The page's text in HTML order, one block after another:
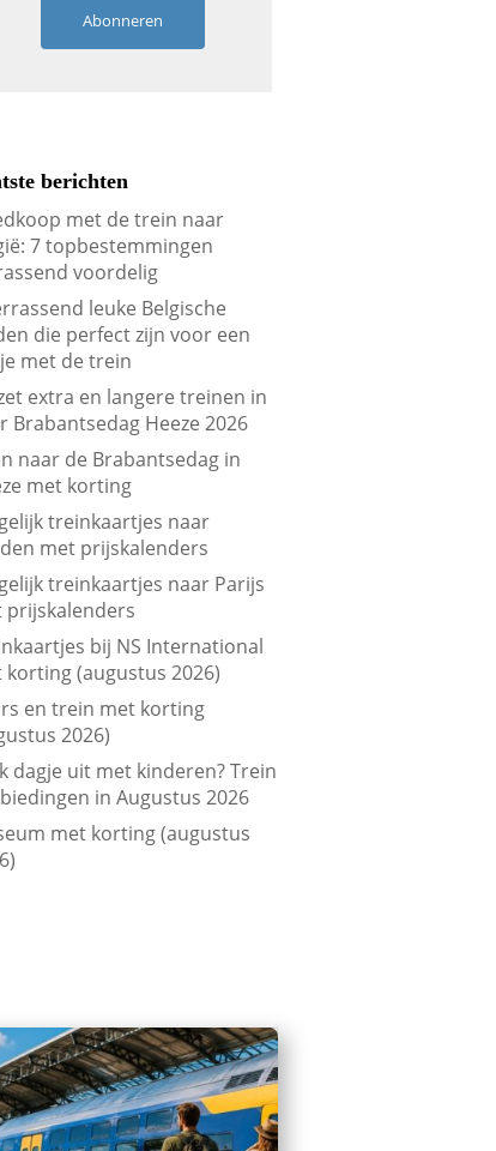
Abonneren
berichten
met de trein naar
7 topbestemmingen
voordelig
leuke Belgische
die perfect zijn voor een
met de trein
extra en langere treinen in
Brabantsedag Heeze 2026
naar de Brabantsedag in
met korting
treinkaartjes naar
met prijskalenders
treinkaartjes naar Parijs
prijskalenders
bij NS International
korting (augustus 2026)
en trein met korting
2026)
dagje uit met kinderen? Trein
in Augustus 2026
met korting (augustus